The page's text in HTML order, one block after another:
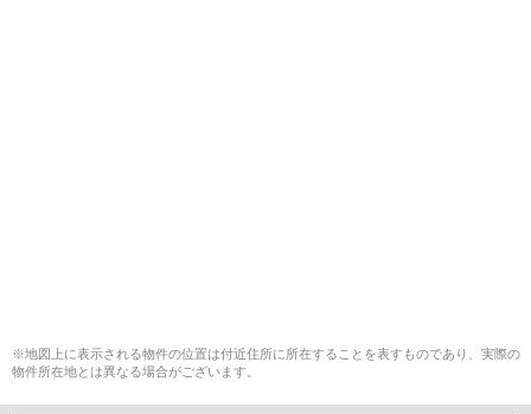
※地図上に表示される物件の位置は付近住所に所在することを表すものであり、実際の
物件所在地とは異なる場合がございます。